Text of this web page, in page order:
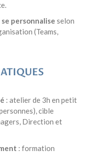
personnalise selon
(Teams,
: atelier de 3h en petit
cible
Direction et
: formation